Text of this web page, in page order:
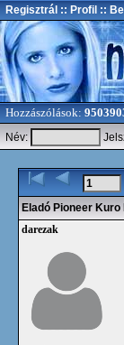
Regisztrál :: Profil ::
Hozzászólások:
Név:
Eladó Pioneer Kuro
darezak